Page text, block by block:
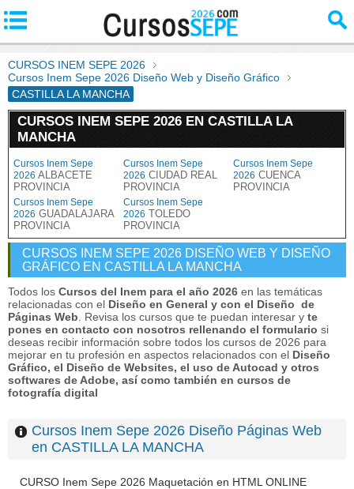
CURSOS INEM SEPE 2026
Cursos Inem Sepe 2026 Diseño Web y Diseño Gráfico
CASTILLA LA MANCHA
CURSOS INEM SEPE 2026 EN CASTILLA LA
MANCHA
Cursos Inem Sepe
2026 ALBACETE
PROVINCIA
Cursos Inem Sepe
2026 CIUDAD REAL
PROVINCIA
Cursos Inem Sepe
2026 CUENCA
PROVINCIA
Cursos Inem Sepe
2026 GUADALAJARA
PROVINCIA
Cursos Inem Sepe
2026 TOLEDO
PROVINCIA
CURSOS INEM SEPE 2026 DISEÑO WEB Y DISEÑO
GRÁFICO EN CASTILLA LA MANCHA
Todos los Cursos del Inem para el año 2026 en las temáticas
relacionadas con el Diseño en General y con el Diseño de
Páginas Web . Revisa los cursos que te puedan interesar y te
pones en contacto con nosotros rellenando el formulario si
deseas recibir información sobre todos los cursos de 2026 para
mejorar en tu profesión en aspectos relacionados con el Diseño
Gráfico, el Diseño de Websites, el uso de Autocad y otros
softwares de Adobe, así como también en cursos de
fotografía digital
Cursos Inem Sepe 2026 Diseño Páginas Web
en CASTILLA LA MANCHA
CURSO Inem Sepe 2026 Maquetación en HTML ONLINE